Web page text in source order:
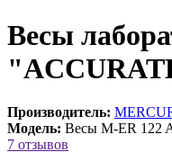
Весы
Производитель:
Модель: Весы M-ER 122
7 отзывов